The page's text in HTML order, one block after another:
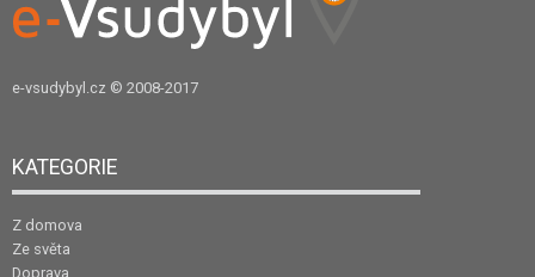
e-vsudybyl.cz © 2008-2017
KATEGORIE
Z domova
Ze světa
Doprava